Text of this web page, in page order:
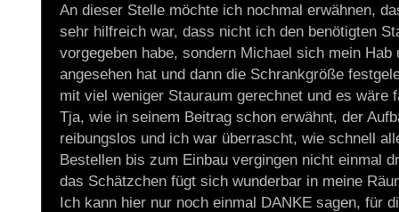
An dieser Stelle möchte ich nochmal erwähnen,
sehr hilfreich war, dass nicht ich den benötigten
vorgegeben habe, sondern Michael sich mein Hab
angesehen hat und dann die Schrankgröße
mit viel weniger Stauraum gerechnet und es wäre
Tja, wie in seinem Beitrag schon erwähnt, der
reibungslos und ich war überrascht, wie schnell
Bestellen bis zum Einbau vergingen nicht einmal
das Schätzchen fügt sich wunderbar in meine
Ich kann hier nur noch einmal DANKE sagen, für